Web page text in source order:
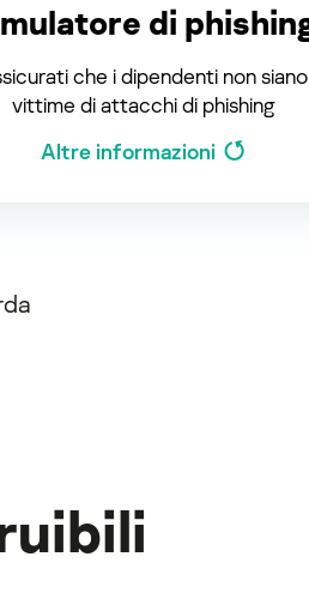
di
che i dipendenti non siano
vittime di attacchi di phishing
Altre informazioni